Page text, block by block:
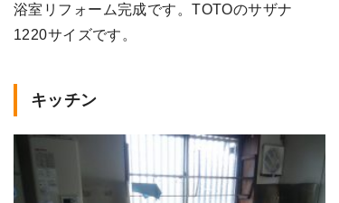
浴室リフォーム完成です。TOTOのサザナ
1220サイズです。
キッチン